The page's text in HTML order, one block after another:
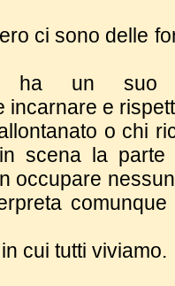
ci sono delle
ha un suo
incarnare e
o chi
scena la parte
occupare
cui tutti viviamo.